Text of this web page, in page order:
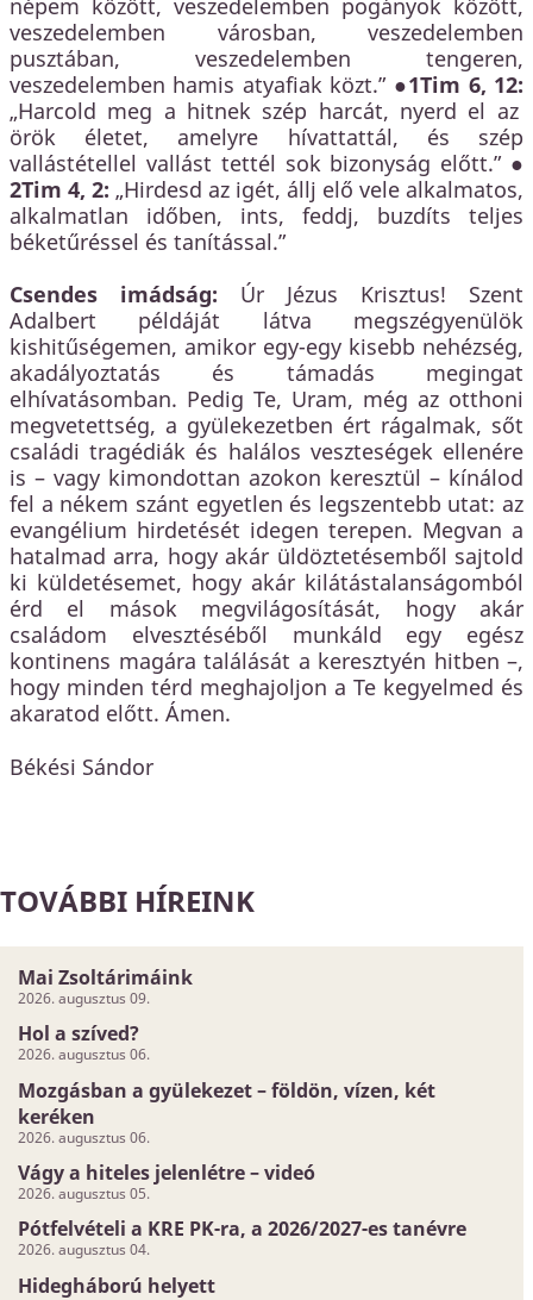
veszedelemben városban, veszedelemben
pusztában, veszedelemben tengeren,
veszedelemben hamis atyafiak közt.” ●1Tim 6, 12:
„Harcold meg a hitnek szép harcát, nyerd el az
örök életet, amelyre hívattattál, és szép
vallástétellel vallást tettél sok bizonyság előtt.” ●
2Tim 4, 2: „Hirdesd az igét, állj elő vele alkalmatos,
alkalmatlan időben, ints, feddj, buzdíts teljes
béketűréssel és tanítással.”
Csendes imádság: Úr Jézus Krisztus! Szent
Adalbert példáját látva megszégyenülök
kishitűségemen, amikor egy-egy kisebb nehézség,
akadályoztatás és támadás megingat
elhívatásomban. Pedig Te, Uram, még az otthoni
megvetettség, a gyülekezetben ért rágalmak, sőt
családi tragédiák és halálos veszteségek ellenére
is – vagy kimondottan azokon keresztül – kínálod
fel a nékem szánt egyetlen és legszentebb utat: az
evangélium hirdetését idegen terepen. Megvan a
hatalmad arra, hogy akár üldöztetésemből sajtold
ki küldetésemet, hogy akár kilátástalanságomból
érd el mások megvilágosítását, hogy akár
családom elvesztéséből munkáld egy egész
kontinens magára találását a keresztyén hitben –,
hogy minden térd meghajoljon a Te kegyelmed és
akaratod előtt. Ámen.
Békési Sándor
TOVÁBBI HÍREINK
Mai Zsoltárimáink
2026. augusztus 09.
Hol a szíved?
2026. augusztus 06.
Mozgásban a gyülekezet – földön, vízen, két
keréken
2026. augusztus 06.
Vágy a hiteles jelenlétre – videó
2026. augusztus 05.
Pótfelvételi a KRE PK-ra, a 2026/2027-es tanévre
2026. augusztus 04.
Hidegháború helyett